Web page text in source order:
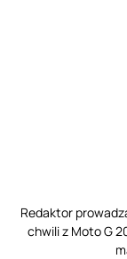
Redaktor
chwili z Moto G